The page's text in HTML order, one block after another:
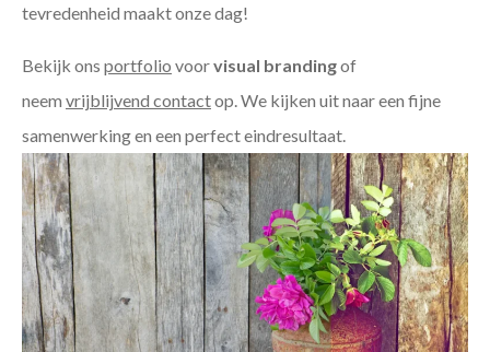
tevredenheid maakt onze dag!
Bekijk ons portfolio voorvisual brandingof
neem vrijblijvend contactop. We kijken uit naar een fijne
samenwerking en een perfect eindresultaat.